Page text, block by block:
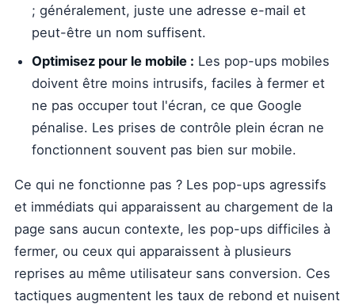
; généralement, juste une adresse e-mail et
peut-être un nom suffisent.
Optimisez pour le mobile : Les pop-ups mobiles
doivent être moins intrusifs, faciles à fermer et
ne pas occuper tout l'écran, ce que Google
pénalise. Les prises de contrôle plein écran ne
fonctionnent souvent pas bien sur mobile.
Ce qui ne fonctionne pas ? Les pop-ups agressifs
et immédiats qui apparaissent au chargement de la
page sans aucun contexte, les pop-ups difficiles à
fermer, ou ceux qui apparaissent à plusieurs
reprises au même utilisateur sans conversion. Ces
tactiques augmentent les taux de rebond et nuisent